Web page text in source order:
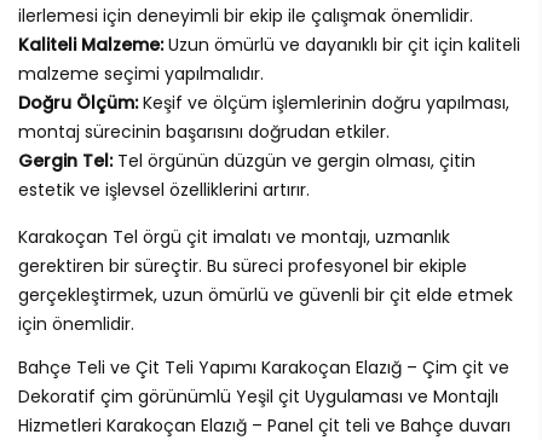
ilerlemesi için deneyimli bir ekip ile çalışmak önemlidir.
Kaliteli Malzeme:Uzun ömürlü ve dayanıklı bir çit için kaliteli
malzeme seçimi yapılmalıdır.
Doğru Ölçüm:Keşif ve ölçüm işlemlerinin doğru yapılması,
montaj sürecinin başarısını doğrudan etkiler.
Gergin Tel:Tel örgünün düzgün ve gergin olması, çitin
estetik ve işlevsel özelliklerini artırır.
Karakoçan Tel örgü çit imalatı ve montajı, uzmanlık
gerektiren bir süreçtir. Bu süreci profesyonel bir ekiple
gerçekleştirmek, uzun ömürlü ve güvenli bir çit elde etmek
için önemlidir.
Bahçe Teli ve Çit Teli Yapımı Karakoçan Elazığ – Çim çit ve
Dekoratif çim görünümlü Yeşil çit Uygulaması ve Montajlı
Hizmetleri Karakoçan Elazığ – Panel çit teli ve Bahçe duvarı